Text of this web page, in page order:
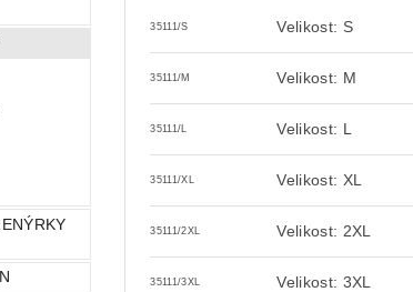
35111/S Velikost: S
35111/M Velikost: M
35111/L Velikost: L
35111/XL Velikost: XL
35111/2XL Velikost: 2XL
35111/3XL Velikost: 3XL